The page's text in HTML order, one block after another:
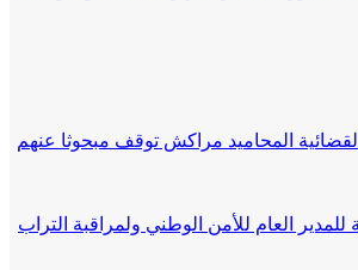
المحاميد مراكش توقف مبحوثا عنهم
للمدير العام للأمن الوطني ولمراقبة التراب